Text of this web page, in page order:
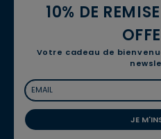
10% DE
Votre cadeau de
JE